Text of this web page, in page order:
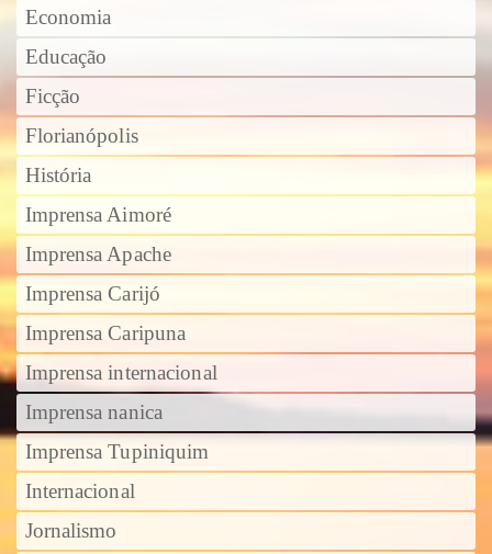
Economia
Educação
Ficção
Florianópolis
História
Imprensa Aimoré
Imprensa Apache
Imprensa Carijó
Imprensa Caripuna
Imprensa internacional
Imprensa nanica
Imprensa Tupiniquim
Internacional
Jornalismo